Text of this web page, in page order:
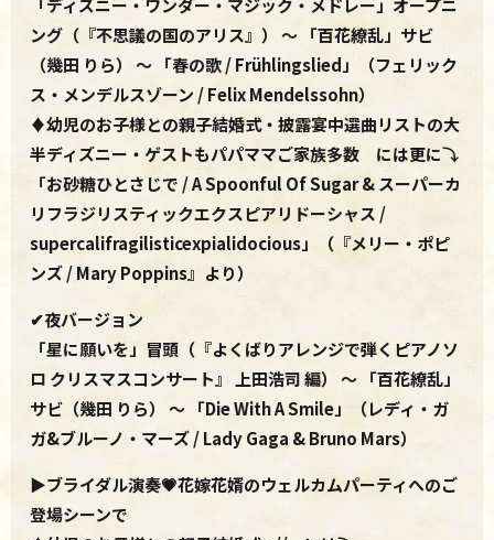
「ディズニー・ワンダー・マジック・メドレー」オープニ
ング（『不思議の国のアリス』）～ 「百花繚乱」サビ
（幾田 りら） ～ 「春の歌 /Frühlingslied」（フェリック
ス・メンデルスゾーン / Felix Mendelssohn）
♦幼児のお子様との親子結婚式・披露宴中選曲リストの大
半ディズニー・ゲストもパパママご家族多数 には更に⤵
「お砂糖ひとさじで / A Spoonful Of Sugar & スーパーカ
リフラジリスティックエクスピアリドーシャス /
supercalifragilisticexpialidocious」（『メリー・ポピ
ンズ / Mary Poppins』より）
✔夜バージョン
「星に願いを」冒頭（『よくばりアレンジで弾くピアノソ
ロ クリスマスコンサート』 上田浩司 編） ～ 「百花繚乱」
サビ（幾田 りら） ～ 「Die With A Smile」
（レディ・ガ
ガ&ブルーノ・マーズ / Lady Gaga & Bruno Mars）
▶ブライダル演奏💗花嫁花婿のウェルカムパーティへのご
登場シーンで